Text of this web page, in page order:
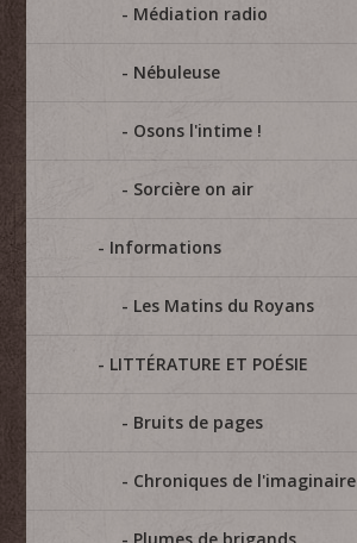
Médiation radio
Nébuleuse
Osons l'intime !
Sorcière on air
Informations
Les Matins du Royans
LITTÉRATURE ET POÉSIE
Bruits de pages
Chroniques de l'imaginaire